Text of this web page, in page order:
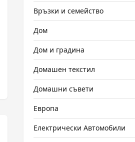
Връзки и семейство
Дом
Дом и градина
Домашен текстил
Домашни съвети
Европа
Електрически Автомобили